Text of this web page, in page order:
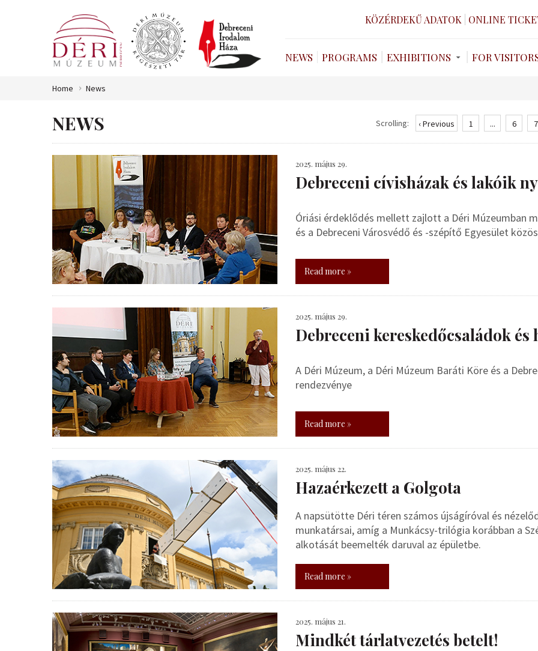
KÖZÉRDEKŰ ADATOK ONLINE
NEWS PROGRAMS EXHIBITIONS FOR
Home News
NEWS Scrolling: ‹ Previous 1 ... 6 7
2025. május 29.
Debreceni cívisházak és lakóik
Óriási érdeklődés mellett zajlott a Déri Múzeumban
és a Debreceni Városvédő és -szépítő Egyesület
Read more »
2025. május 29.
Debreceni kereskedőcsaládok és
A Déri Múzeum, a Déri Múzeum Baráti Köre és a
rendezvénye
Read more »
2025. május 22.
Hazaérkezett a Golgota
A napsütötte Déri téren számos újságíróval és
munkatársai, amíg a Munkácsy-trilógia korábban a
alkotását beemelték daruval az épületbe.
Read more »
2025. május 21.
Mindkét tárlatvezetés betelt!